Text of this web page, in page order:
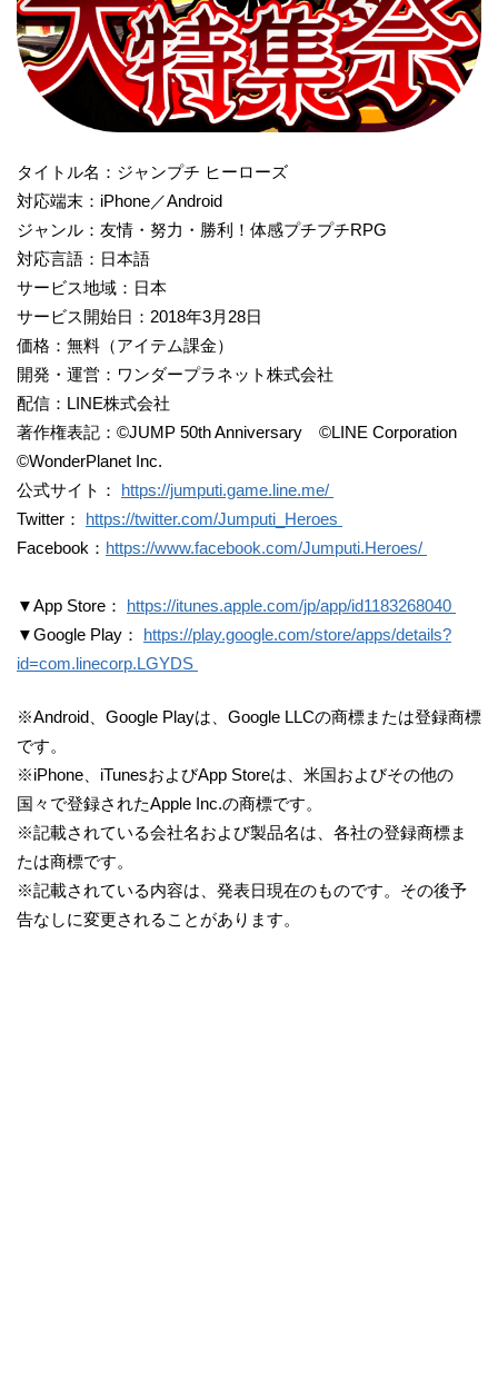
タイトル名：ジャンプチ ヒーローズ
対応端末：iPhone／Android
ジャンル：友情・努力・勝利！体感プチプチRPG
対応言語：日本語
サービス地域：日本
サービス開始日：2018年3月28日
価格：無料（アイテム課金）
開発・運営：ワンダープラネット株式会社
配信：LINE株式会社
著作権表記：©JUMP 50th Anniversary ©LINE Corporation
©WonderPlanet Inc.
公式サイト： https://jumputi.game.line.me/
Twitter： https://twitter.com/Jumputi_Heroes
Facebook： https://www.facebook.com/Jumputi.Heroes/
▼App Store： https://itunes.apple.com/jp/app/id1183268040
▼Google Play： https://play.google.com/store/apps/details?
id=com.linecorp.LGYDS
※Android、Google Playは、Google LLCの商標または登録商標
です。
※iPhone、iTunesおよびApp Storeは、米国およびその他の
国々で登録されたApple Inc.の商標です。
※記載されている会社名および製品名は、各社の登録商標ま
たは商標です。
※記載されている内容は、発表日現在のものです。その後予
告なしに変更されることがあります。